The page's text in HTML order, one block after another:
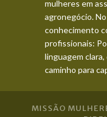
mulheres em
agronegócio.
conhecimento
profissionais:
linguagem
caminho para
MISSÃO